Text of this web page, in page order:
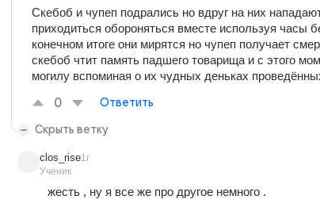
Скебоб и чупеп подрались но вдруг на них
приходиться обороняться вместе используя часы
конечном итоге они мирятся но чупеп получает
скебоб чтит память падшего товарища и с этого
могилу вспоминая о их чудных деньках
0 Ответить
Скрыть ветку
clos_rise
Ученик
1г
жесть , ну я все же про другое немного .